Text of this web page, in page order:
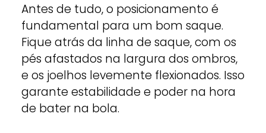
Antes de tudo, o posicionamento é
fundamental para um bom saque.
Fique atrás da linha de saque, com os
pés afastados na largura dos ombros,
e os joelhos levemente flexionados. Isso
garante estabilidade e poder na hora
de bater na bola.